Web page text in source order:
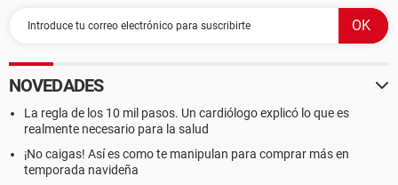
NOVEDADES
La regla de los 10 mil pasos. Un cardiólogo explicó lo que es
realmente necesario para la salud
¡No caigas! Así es como te manipulan para comprar más en
temporada navideña